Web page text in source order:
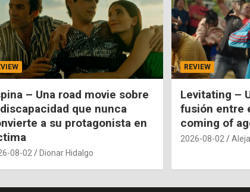
– Una road movie sobre
que nunca
a su protagonista en
08-02 Dionar Hidalgo
REVIEW
Levitating –
fusión entre
coming of
2026-08-02